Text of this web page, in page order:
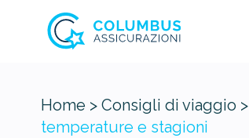
Home > Consigli di viaggio >
temperature e stagioni